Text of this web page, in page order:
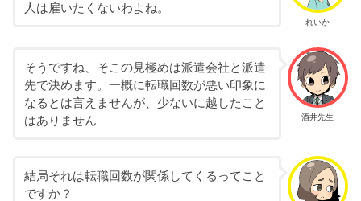
れいか
人は雇いたくないわよね。
酒井先生
そうですね、そこの見極めは派遣会社と派遣
先で決めます。一概に転職回数が悪い印象に
なるとは言えませんが、少ないに越したこと
はありません
結局それは転職回数が関係してくるってこと
ですか？